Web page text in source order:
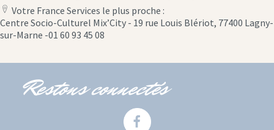
location
icon
Votre France Services le plus proche :
Centre Socio-Culturel Mix’City - 19 rue Louis Blériot, 77400 Lagny-
sur-Marne -01 60 93 45 08
Restons connectés